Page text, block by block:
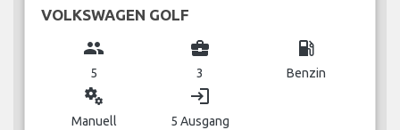
VOLKSWAGEN GOLF
group
5
business_center
3
local_gas_station
Benzin
miscellaneous_services
Manuell
login
5 Ausgang